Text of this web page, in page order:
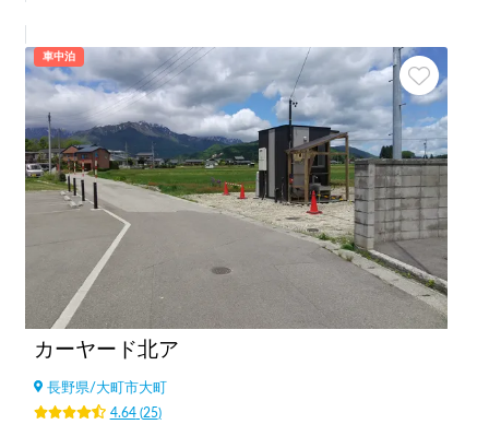
車中泊
カーヤード北ア
長野県/大町市大町
4.64(25)